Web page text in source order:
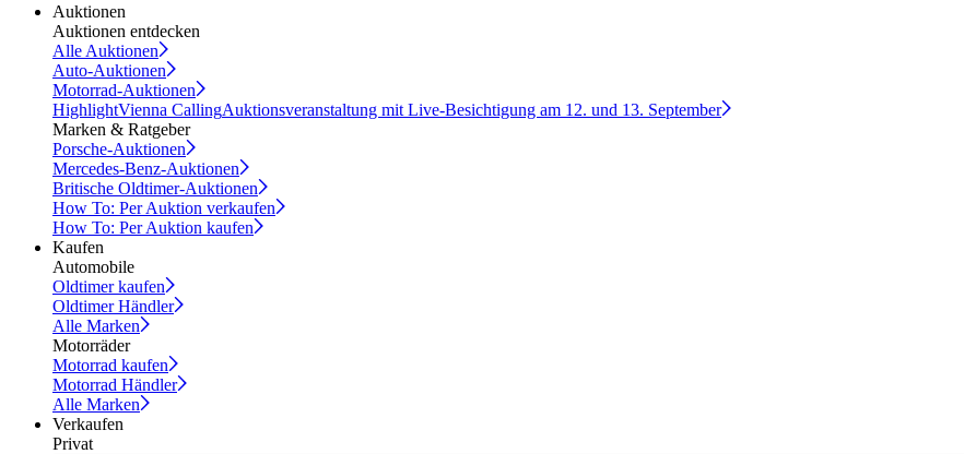
Auktionen
Auktionen entdecken
Alle Auktionen
Auto-Auktionen
Motorrad-Auktionen
HighlightVienna CallingAuktionsveranstaltung mit Live-Besichtigung am 12. und 13. September
Marken & Ratgeber
Porsche-Auktionen
Mercedes-Benz-Auktionen
Britische Oldtimer-Auktionen
How To: Per Auktion verkaufen
How To: Per Auktion kaufen
Kaufen
Automobile
Oldtimer kaufen
Oldtimer Händler
Alle Marken
Motorräder
Motorrad kaufen
Motorrad Händler
Alle Marken
Verkaufen
Privat